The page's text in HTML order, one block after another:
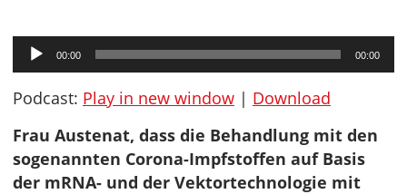
Audio-
Player
00:00 00:00
Podcast: Play in new window | Download
Frau Austenat, dass die Behandlung mit den
sogenannten Corona-Impfstoffen auf Basis
der mRNA- und der Vektortechnologie mit